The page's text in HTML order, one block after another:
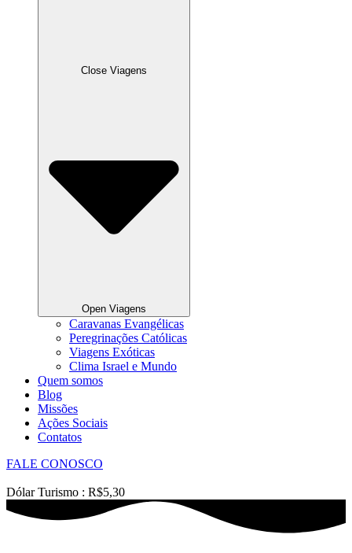
Close Viagens
Open Viagens
Caravanas Evangélicas
Peregrinações Católicas
Viagens Exóticas
Clima Israel e Mundo
Quem somos
Blog
Missões
Ações Sociais
Contatos
FALE CONOSCO
Dólar Turismo : R$5,30